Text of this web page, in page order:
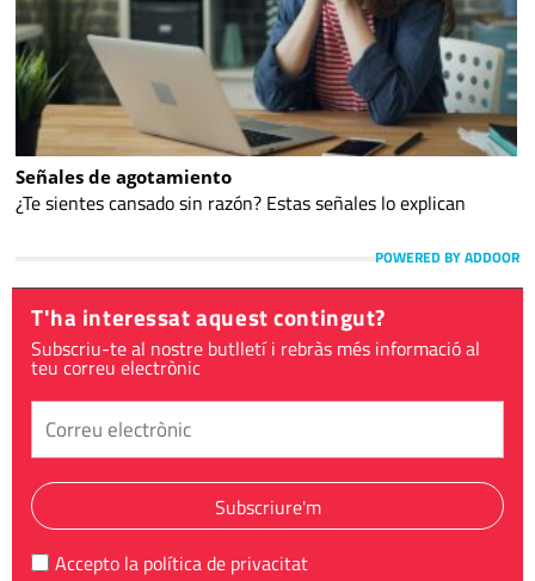
Señales de agotamiento
¿Te sientes cansado sin razón? Estas señales lo explican
POWERED BY ADDOOR
T'ha interessat aquest contingut?
Subscriu-te al nostre butlletí i rebràs més informació al
teu correu electrònic
Subscriure'm
Accepto la política de privacitat